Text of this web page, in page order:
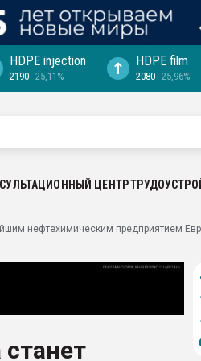
HDPE injection
2190 25,11%
HDPE film
2080 25,96%
ЦЕНТР
нефтехимическим предприятием